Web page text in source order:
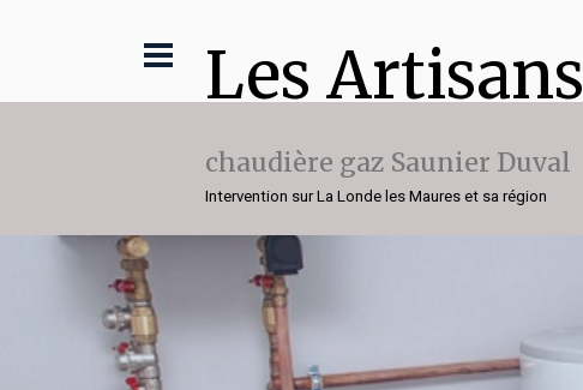
Les Artisans
chaudière gaz Saunier Duval
Intervention sur La Londe les Maures et sa région